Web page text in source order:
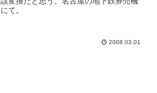
にて。
2008.03.01